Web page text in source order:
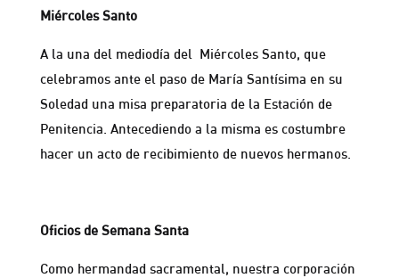
Miércoles Santo
A la una del mediodía del Miércoles Santo, que
celebramos ante el paso de María Santísima en su
Soledad una misa preparatoria de la Estación de
Penitencia. Antecediendo a la misma es costumbre
hacer un acto de recibimiento de nuevos hermanos.
Oficios de Semana Santa
Como hermandad sacramental, nuestra corporación